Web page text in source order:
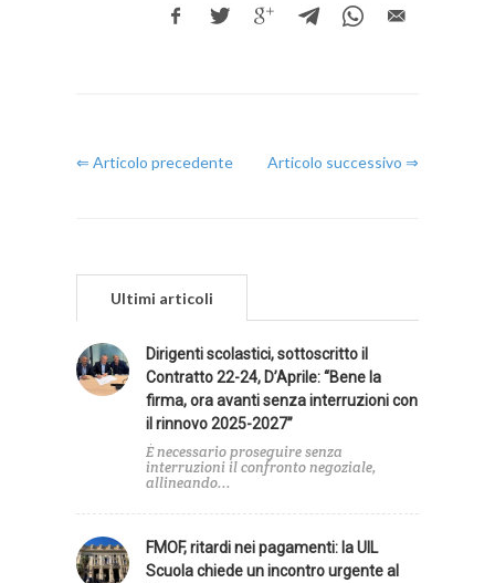
⇐ Articolo precedente Articolo successivo ⇒
Ultimi articoli
Dirigenti scolastici, sottoscritto il
Contratto 22-24, D’Aprile: “Bene la
firma, ora avanti senza interruzioni con
il rinnovo 2025-2027”
È necessario proseguire senza
interruzioni il confronto negoziale,
allineando...
FMOF, ritardi nei pagamenti: la UIL
Scuola chiede un incontro urgente al